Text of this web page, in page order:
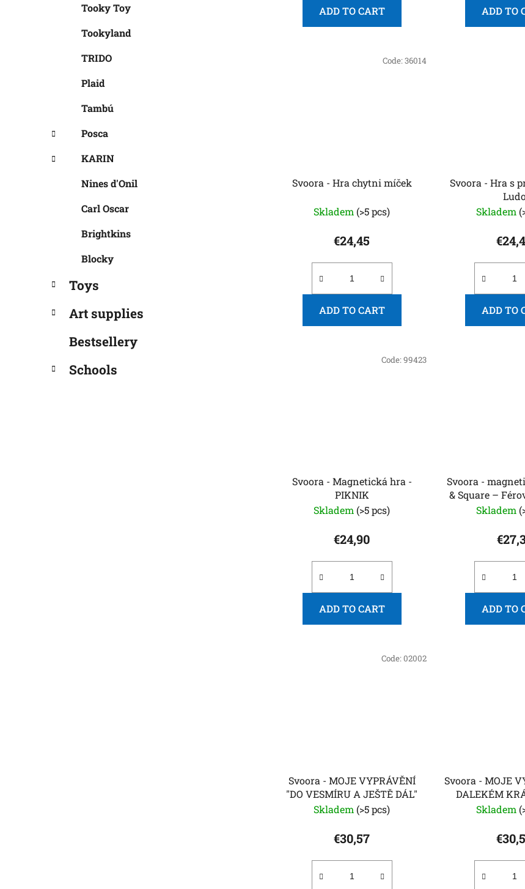
Tooky Toy
Tookyland
TRIDO
Plaid
Tambú
Posca
KARIN
Nines d'Onil
Carl Oscar
Brightkins
Blocky
Toys
Art supplies
Bestsellery
Schools
ADD TO CART ADD TO
Svoora - Hra chytni míček
Skladem (>5 pcs)
€24,45
ADD TO CART
Code:36014
Svoora - Hra s
Skladem
ADD TO
Svoora - Magnetická hra -
PIKNIK
Skladem (>5 pcs)
€24,90
ADD TO CART
Code:99423
Svoora -
& Square –
Skladem
ADD TO
Svoora - MOJE VYPRÁVĚNÍ
"DO VESMÍRU A JEŠTĚ DÁL"
Skladem (>5 pcs)
€30,57
Code:02002
Svoora - MOJE
DALEKÉM
Skladem